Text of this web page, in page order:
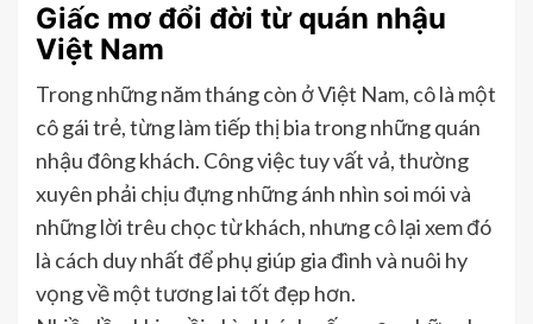
Giấc mơ đổi đời từ quán nhậu
Việt Nam
Trong những năm tháng còn ở Việt Nam, cô là một
cô gái trẻ, từng làm tiếp thị bia trong những quán
nhậu đông khách. Công việc tuy vất vả, thường
xuyên phải chịu đựng những ánh nhìn soi mói và
những lời trêu chọc từ khách, nhưng cô lại xem đó
là cách duy nhất để phụ giúp gia đình và nuôi hy
vọng về một tương lai tốt đẹp hơn.